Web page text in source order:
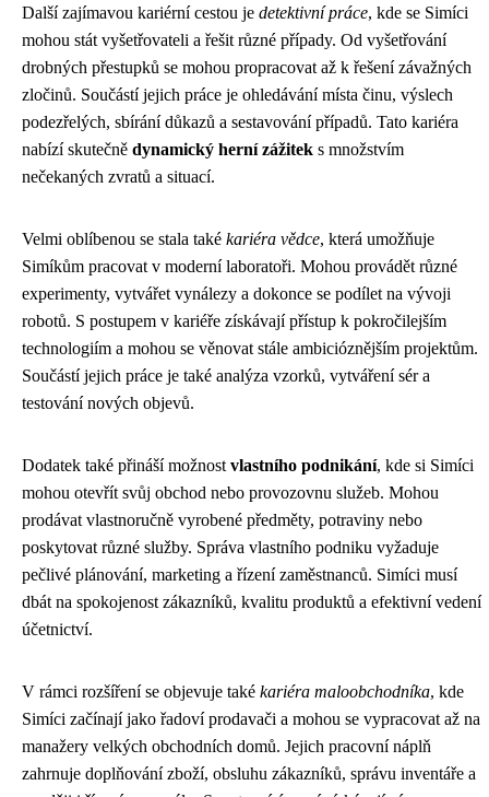
Další zajímavou kariérní cestou je detektivní práce, kde se Simíci
mohou stát vyšetřovateli a řešit různé případy. Od vyšetřování
drobných přestupků se mohou propracovat až k řešení závažných
zločinů. Součástí jejich práce je ohledávání místa činu, výslech
podezřelých, sbírání důkazů a sestavování případů. Tato kariéra
nabízí skutečně dynamický herní zážitek s množstvím
nečekaných zvratů a situací.
Velmi oblíbenou se stala také kariéra vědce, která umožňuje
Simíkům pracovat v moderní laboratoři. Mohou provádět různé
experimenty, vytvářet vynálezy a dokonce se podílet na vývoji
robotů. S postupem v kariéře získávají přístup k pokročilejším
technologiím a mohou se věnovat stále ambicióznějším projektům.
Součástí jejich práce je také analýza vzorků, vytváření sér a
testování nových objevů.
Dodatek také přináší možnost vlastního podnikání, kde si Simíci
mohou otevřít svůj obchod nebo provozovnu služeb. Mohou
prodávat vlastnoručně vyrobené předměty, potraviny nebo
poskytovat různé služby. Správa vlastního podniku vyžaduje
pečlivé plánování, marketing a řízení zaměstnanců. Simíci musí
dbát na spokojenost zákazníků, kvalitu produktů a efektivní vedení
účetnictví.
V rámci rozšíření se objevuje také kariéra maloobchodníka, kde
Simíci začínají jako řadoví prodavači a mohou se vypracovat až na
manažery velkých obchodních domů. Jejich pracovní náplň
zahrnuje doplňování zboží, obsluhu zákazníků, správu inventáře a